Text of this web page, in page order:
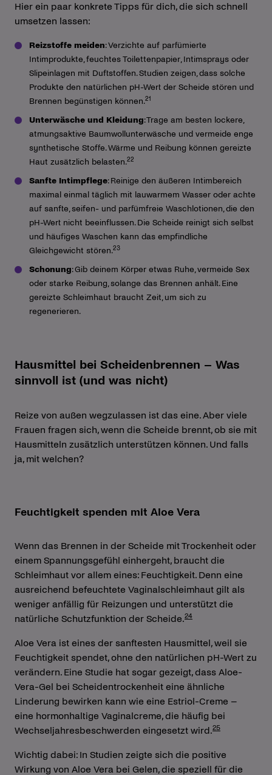
Hier ein paar konkrete Tipps für dich, die sich schnell
umsetzen lassen:
Reizstoffe meiden: Verzichte auf parfümierte
Intimprodukte, feuchtes Toilettenpapier, Intimsprays oder
Slipeinlagen mit Duftstoffen. Studien zeigen, dass solche
Produkte den natürlichen pH-Wert der Scheide stören und
Brennen begünstigen können.21
Unterwäsche und Kleidung: Trage am besten lockere,
atmungsaktive Baumwollunterwäsche und vermeide enge
synthetische Stoffe. Wärme und Reibung können gereizte
Haut zusätzlich belasten.22
Sanfte Intimpflege: Reinige den äußeren Intimbereich
maximal einmal täglich mit lauwarmem Wasser oder achte
auf sanfte, seifen- und parfümfreie Waschlotionen, die den
pH-Wert nicht beeinflussen. Die Scheide reinigt sich selbst
und häufiges Waschen kann das empfindliche
Gleichgewicht stören.23
Schonung: Gib deinem Körper etwas Ruhe, vermeide Sex
oder starke Reibung, solange das Brennen anhält. Eine
gereizte Schleimhaut braucht Zeit, um sich zu
regenerieren.
Hausmittel bei Scheidenbrennen – Was
sinnvoll ist (und was nicht)
Reize von außen wegzulassen ist das eine. Aber viele
Frauen fragen sich, wenn die Scheide brennt, ob sie mit
Hausmitteln zusätzlich unterstützen können. Und falls
ja, mit welchen?
Feuchtigkeit spenden mit Aloe Vera
Wenn das Brennen in der Scheide mit Trockenheit oder
einem Spannungsgefühl einhergeht, braucht die
Schleimhaut vor allem eines: Feuchtigkeit. Denn eine
ausreichend befeuchtete Vaginalschleimhaut gilt als
weniger anfällig für Reizungen und unterstützt die
natürliche Schutzfunktion der Scheide.24
Aloe Vera ist eines der sanftesten Hausmittel, weil sie
Feuchtigkeit spendet, ohne den natürlichen pH-Wert zu
verändern. Eine Studie hat sogar gezeigt, dass Aloe-
Vera-Gel bei Scheidentrockenheit eine ähnliche
Linderung bewirken kann wie eine Estriol-Creme –
eine hormonhaltige Vaginalcreme, die häufig bei
Wechseljahresbeschwerden eingesetzt wird.25
Wichtig dabei: In Studien zeigte sich die positive
Wirkung von Aloe Vera bei Gelen, die speziell für die